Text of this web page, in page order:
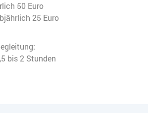
50 Euro
25 Euro
bis 2 Stunden